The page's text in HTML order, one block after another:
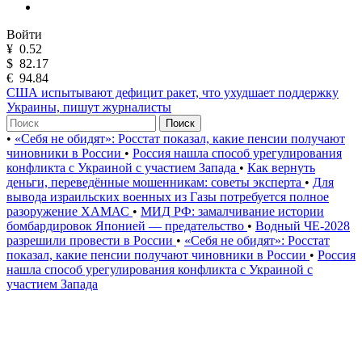
Войти
¥ 0.52
$ 82.17
€ 94.84
США испытывают дефицит ракет, что ухудшает поддержку
Украины, пишут журналисты
Поиск
• «Себя не обидят»: Росстат показал, какие пенсии получают
чиновники в России • Россия нашла способ урегулирования
конфликта с Украиной с участием Запада • Как вернуть
деньги, переведённые мошенникам: советы эксперта • Для
вывода израильских военных из Газы потребуется полное
разоружение ХАМАС • МИД РФ: замалчивание истории
бомбардировок Японией — предательство • Водный ЧЕ-2028
разрешили провести в России • «Себя не обидят»: Росстат
показал, какие пенсии получают чиновники в России • Россия
нашла способ урегулирования конфликта с Украиной с
участием Запада